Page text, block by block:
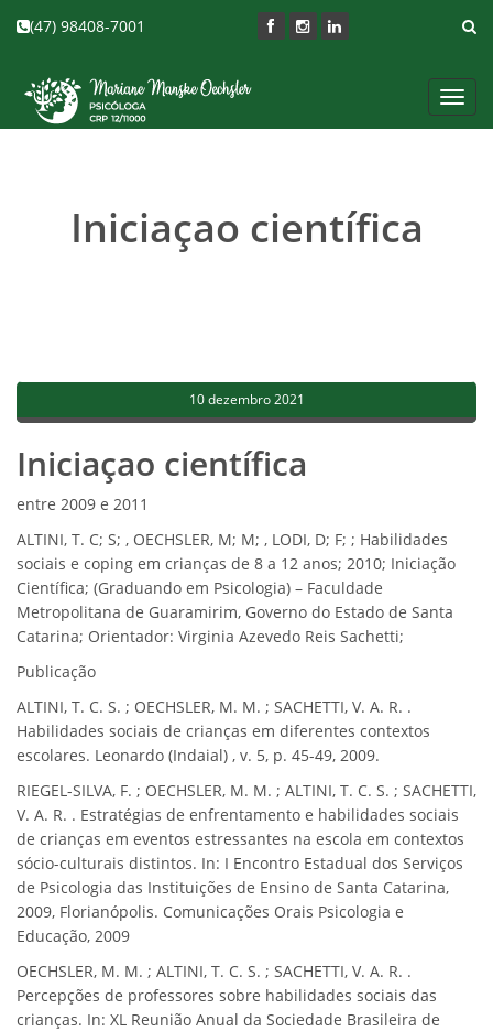
(47) 98408-7001
Iniciaçao científica
10 dezembro 2021
Iniciaçao científica
entre 2009 e 2011
ALTINI, T. C; S; , OECHSLER, M; M; , LODI, D; F; ; Habilidades
sociais e coping em crianças de 8 a 12 anos; 2010; Iniciação
Científica; (Graduando em Psicologia) – Faculdade
Metropolitana de Guaramirim, Governo do Estado de Santa
Catarina; Orientador: Virginia Azevedo Reis Sachetti;
Publicação
ALTINI, T. C. S. ; OECHSLER, M. M. ; SACHETTI, V. A. R. .
Habilidades sociais de crianças em diferentes contextos
escolares. Leonardo (Indaial) , v. 5, p. 45-49, 2009.
RIEGEL-SILVA, F. ; OECHSLER, M. M. ; ALTINI, T. C. S. ; SACHETTI,
V. A. R. . Estratégias de enfrentamento e habilidades sociais
de crianças em eventos estressantes na escola em contextos
sócio-culturais distintos. In: I Encontro Estadual dos Serviços
de Psicologia das Instituições de Ensino de Santa Catarina,
2009, Florianópolis. Comunicações Orais Psicologia e
Educação, 2009
OECHSLER, M. M. ; ALTINI, T. C. S. ; SACHETTI, V. A. R. .
Percepções de professores sobre habilidades sociais das
crianças. In: XL Reunião Anual da Sociedade Brasileira de